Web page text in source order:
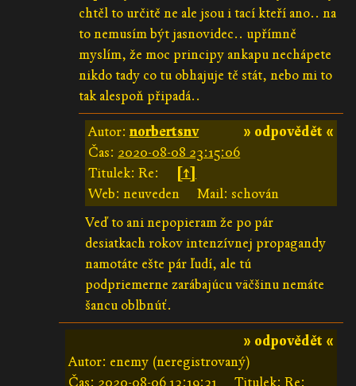
chtěl to určitě ne ale jsou i tací kteří ano.. na
to nemusím být jasnovidec.. upřímně
myslím, že moc principy ankapu nechápete
nikdo tady co tu obhajuje tě stát, nebo mi to
tak alespoň připadá..
» odpovědět «
Autor:norbertsnv
Čas: 2020-08-08 23:15:06
Titulek: Re:
[↑]
Web: neuveden
Mail: schován
Veď to ani nepopieram že po pár
desiatkach rokov intenzívnej propagandy
namotáte ešte pár ľudí, ale tú
podpriemerne zarábajúcu väčšinu nemáte
šancu oblbnúť.
» odpovědět «
Autor: enemy (neregistrovaný)
Čas: 2020-08-06 13:19:31
Titulek: Re: